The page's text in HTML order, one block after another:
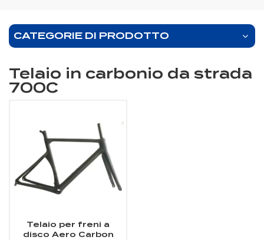
CATEGORIE DI PRODOTTO
Telaio in carbonio da strada
700C
Telaio per freni a
disco Aero Carbon